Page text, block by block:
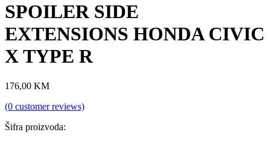
SPOILER SIDE
EXTENSIONS HONDA CIVIC
X TYPE R
176,00 KM
(0 customer reviews)
Šifra proizvoda: